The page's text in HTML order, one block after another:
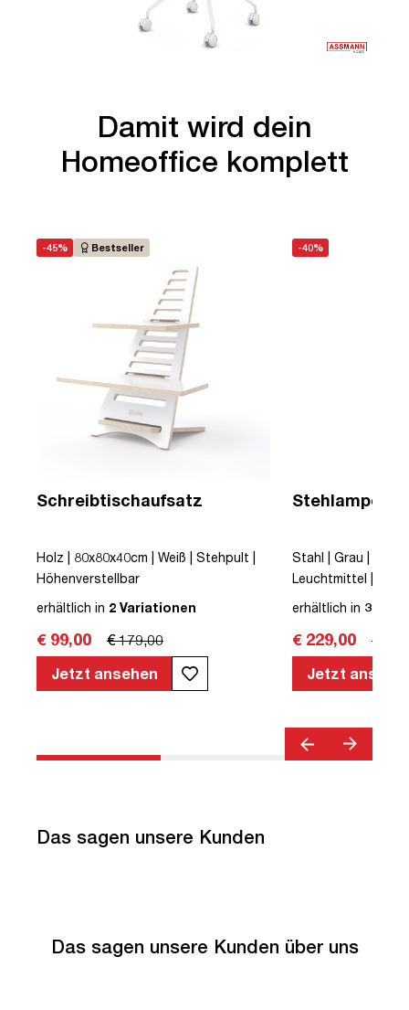
Damit wird dein
Homeoffice komplett
-45% Bestseller
Schreibtischaufsatz
Holz | 80x80x40cm | Weiß | Stehpult |
Höhenverstellbar
erhältlich in 2 Variationen
€ 99,00
€ 179,00
Jetzt ansehen
-40%
Stehlampe
Stahl | Grau |
Leuchtmittel |
erhältlich in 3
€ 229,00
€
Jetzt
Das sagen unsere Kunden
Das sagen unsere Kunden über uns